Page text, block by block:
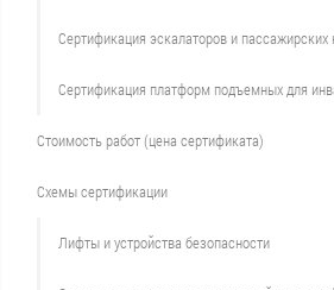
Сертификация эскалаторов и пассажирских
Сертификация платформ подъемных для
Стоимость работ (цена сертификата)
Схемы сертификации
Лифты и устройства безопасности